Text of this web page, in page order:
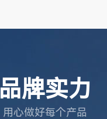
品牌实力
用心做好每个产品